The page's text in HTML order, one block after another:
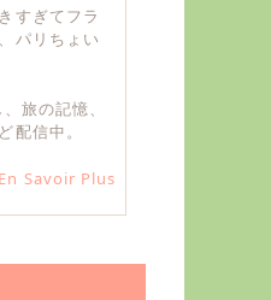
すぎてフラ
パリちょい
旅の記憶、
配信中。
Savoir Plus